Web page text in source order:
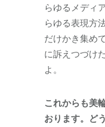
らゆるメディ
らゆる表現方
だけかき集め
に訴えつづけ
よ。
これからも美
おります。ど